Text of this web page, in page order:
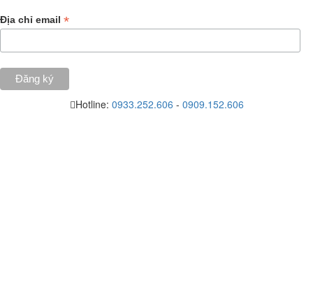
Địa chỉ email *
Hotline: 0933.252.606 - 0909.152.606